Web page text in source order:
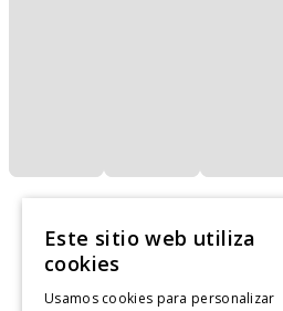
Este sitio web utiliza
cookies
Usamos cookies para personalizar